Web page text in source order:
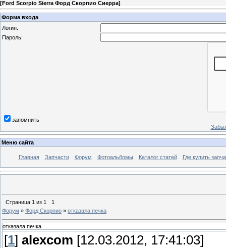
[Ford Scorpio Sierra Форд Скорпио Сиерра]
Форма входа
Логин:
Пароль:
запомнить
Меню сайта
Главная Запчасти Форум Фотоальбомы Каталог статей Где купить
Страница 1 из 1
1
Форум » Форд Скорпио » отказала печка
отказала печка
[1] alexcom [12.03.2012, 17:41:03]